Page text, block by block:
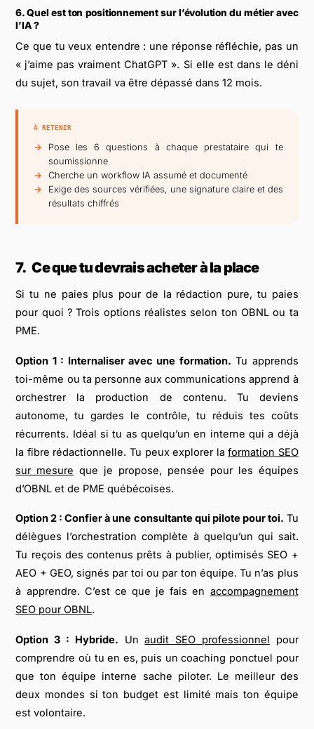
6. Quel est ton positionnement sur l’évolution du métier avec
l’IA ?
Ce que tu veux entendre : une réponse réfléchie, pas un
« j’aime pas vraiment ChatGPT ». Si elle est dans le déni
du sujet, son travail va être dépassé dans 12 mois.
À RETENIR
Pose les 6 questions à chaque prestataire qui te
soumissionne
Cherche un workflow IA assumé et documenté
Exige des sources vérifiées, une signature claire et des
résultats chiffrés
7. Ce que tu devrais acheter à la place
Si tu ne paies plus pour de la rédaction pure, tu paies
pour quoi ? Trois options réalistes selon ton OBNL ou ta
PME.
Option 1 : Internaliser avec une formation. Tu apprends
toi-même ou ta personne aux communications apprend à
orchestrer la production de contenu. Tu deviens
autonome, tu gardes le contrôle, tu réduis tes coûts
récurrents. Idéal si tu as quelqu’un en interne qui a déjà
la fibre rédactionnelle. Tu peux explorer laformation SEO
sur mesure que je propose, pensée pour les équipes
d’OBNL et de PME québécoises.
Option 2 : Confier à une consultante qui pilote pour toi. Tu
délègues l’orchestration complète à quelqu’un qui sait.
Tu reçois des contenus prêts à publier, optimisés SEO +
AEO + GEO, signés par toi ou par ton équipe. Tu n’as plus
à apprendre. C’est ce que je fais en accompagnement
SEO pour OBNL.
Option 3 : Hybride. Unaudit SEO professionnel pour
comprendre où tu en es, puis un coaching ponctuel pour
que ton équipe interne sache piloter. Le meilleur des
deux mondes si ton budget est limité mais ton équipe
est volontaire.